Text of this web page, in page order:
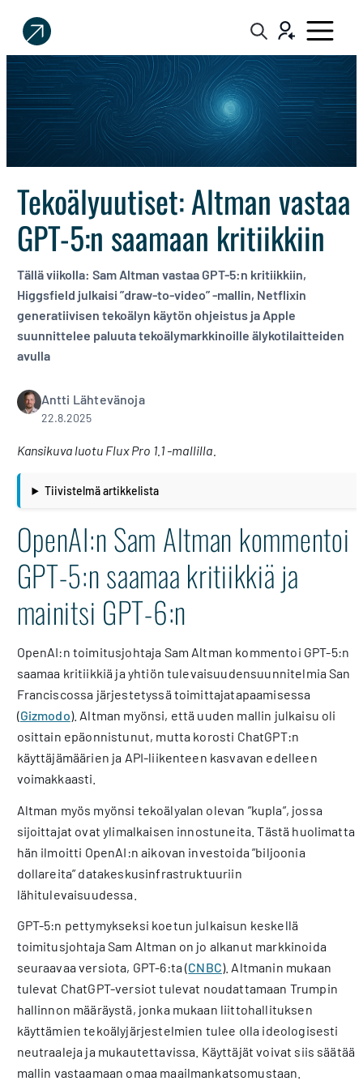
Sijoittaja.fi
Tee
parempia
sijoituspäätöksiä
Tekoälyuutiset: Altman vastaa
GPT-5:n saamaan kritiikkiin
Tällä viikolla: Sam Altman vastaa GPT-5:n kritiikkiin,
Higgsfield julkaisi ”draw-to-video” -mallin, Netflixin
generatiivisen tekoälyn käytön ohjeistus ja Apple
suunnittelee paluuta tekoälymarkkinoille älykotilaitteiden
avulla
Antti Lähtevänoja
22.8.2025
Kansikuva luotu Flux Pro 1.1 -mallilla.
Tiivistelmä artikkelista
OpenAI:n Sam Altman kommentoi
GPT-5:n saamaa kritiikkiä ja
mainitsi GPT-6:n
OpenAI:n toimitusjohtaja Sam Altman kommentoi GPT-5:n
saamaa kritiikkiä ja yhtiön tulevaisuudensuunnitelmia San
Franciscossa järjestetyssä toimittajatapaamisessa
(Gizmodo). Altman myönsi, että uuden mallin julkaisu oli
osittain epäonnistunut, mutta korosti ChatGPT:n
käyttäjämäärien ja API-liikenteen kasvavan edelleen
voimakkaasti.
Altman myös myönsi tekoälyalan olevan ”kupla”, jossa
sijoittajat ovat ylimalkaisen innostuneita. Tästä huolimatta
hän ilmoitti OpenAI:n aikovan investoida ”biljoonia
dollareita” datakeskusinfrastruktuuriin
lähitulevaisuudessa.
GPT-5:n pettymykseksi koetun julkaisun keskellä
toimitusjohtaja Sam Altman on jo alkanut markkinoida
seuraavaa versiota, GPT-6:ta (CNBC). Altmanin mukaan
tulevat ChatGPT-versiot tulevat noudattamaan Trumpin
hallinnon määräystä, jonka mukaan liittohallituksen
käyttämien tekoälyjärjestelmien tulee olla ideologisesti
neutraaleja ja mukautettavissa. Käyttäjät voivat siis säätää
mallin vastaamaan omaa maailmankatsomustaan.